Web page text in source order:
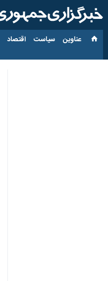
عناوین‌ سیاست اقتصاد